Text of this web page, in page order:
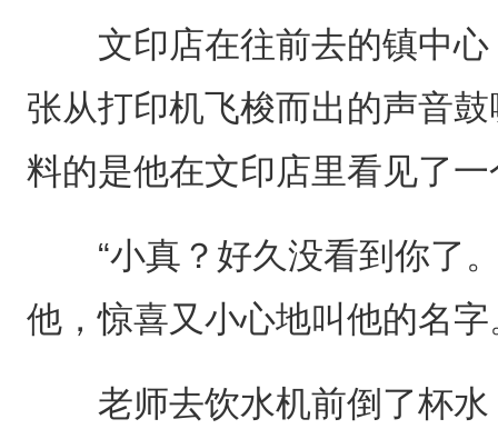
文印店在往前去的镇中心
张从打印机飞梭而出的声音
料的是他在文印店里看见了
“小真？好久没看到你了。
他，惊喜又小心地叫他的名字
老师去饮水机前倒了杯水